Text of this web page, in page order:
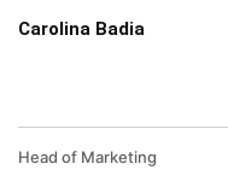
Carolina Badia
Head of Marketing